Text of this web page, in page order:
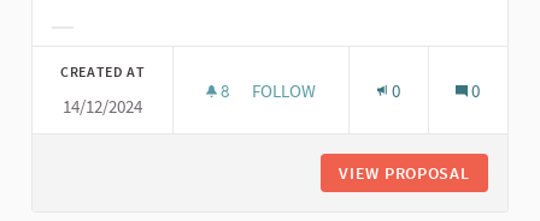
CREATED AT
14/12/2024
8 8 FOLLOWERS
FOLLOW 0 0
VIEW PROPOSAL